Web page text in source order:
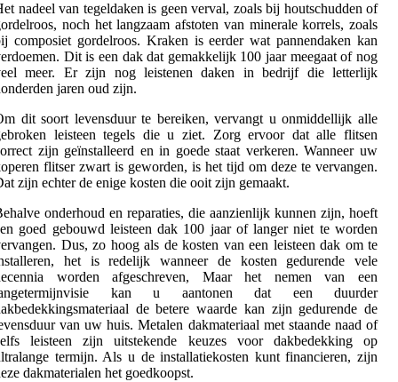
nadeel van tegeldaken is geen verval, zoals bij houtschudden of
noch het langzaam afstoten van minerale korrels, zoals
composiet gordelroos. Kraken is eerder wat pannendaken kan
Dit is een dak dat gemakkelijk 100 jaar meegaat of nog
meer. Er zijn nog leistenen daken in bedrijf die letterlijk
jaren oud zijn.
dit soort levensduur te bereiken, vervangt u onmiddellijk alle
leisteen tegels die u ziet. Zorg ervoor dat alle flitsen
zijn geïnstalleerd en in goede staat verkeren. Wanneer uw
flitser zwart is geworden, is het tijd om deze te vervangen.
zijn echter de enige kosten die ooit zijn gemaakt.
onderhoud en reparaties, die aanzienlijk kunnen zijn, hoeft
goed gebouwd leisteen dak 100 jaar of langer niet te worden
Dus, zo hoog als de kosten van een leisteen dak om te
het is redelijk wanneer de kosten gedurende vele
worden afgeschreven, Maar het nemen van een
kan u aantonen dat een duurder
de betere waarde kan zijn gedurende de
van uw huis. Metalen dakmateriaal met staande naad of
leisteen zijn uitstekende keuzes voor dakbedekking op
termijn. Als u de installatiekosten kunt financieren, zijn
dakmaterialen het goedkoopst.